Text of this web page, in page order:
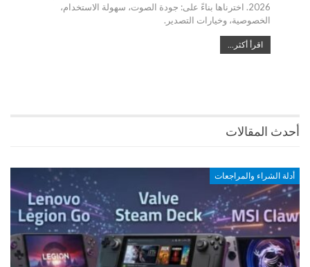
2026. اخترناها بناءً على: جودة الصوت، سهولة الاستخدام،
الخصوصية، وخيارات التصدير.
اقرأ أكثر...
أحدث المقالات
أدلة الشراء والمراجعات